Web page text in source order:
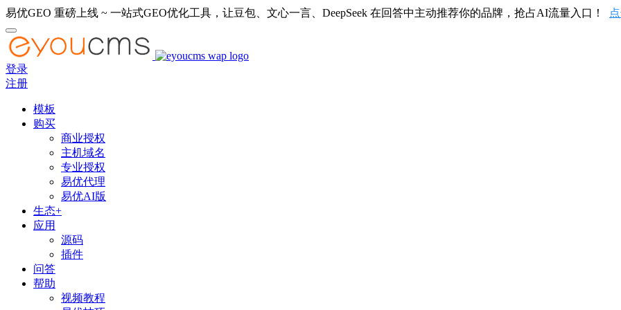
易优GEO 重磅上线 ~ 一站式GEO优化工具，让豆包、文心一言、DeepSeek 在回答中主动推荐你的品牌，抢占AI流量入口！
登录
注册
模板
购买
商业授权
主机域名
专业授权
易优代理
易优AI版
生态+
应用
源码
插件
问答
帮助
视频教程